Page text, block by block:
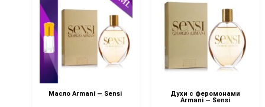
Масло Armani — Sensi
Духи с феромонами
Armani — Sensi